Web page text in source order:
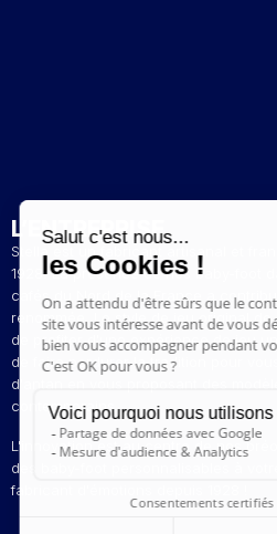
L’ENTREPRISE
Stella est un fabricant artisanal et
1928. La présence de nos baby-foot
cafés du Nord de la France a
renommée. Le style de jeu original de
de profiter d'une expérience de jeu
de faire perdurer la tradition pour
d'antan en vous proposant des
contemporains.
L'innovation est au centre de nos
des baby-foot personnalisables à
fabricant d'émotions depuis 1928 !